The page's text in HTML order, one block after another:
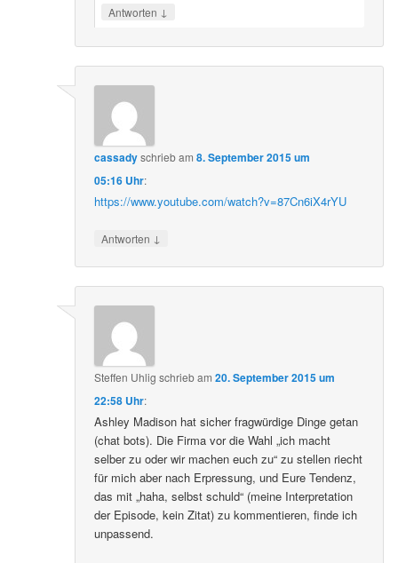
Antworten ↓
cassadyschriebam8. September 2015 um
05:16 Uhr:
https://www.youtube.com/watch?v=87Cn6iX4rYU
Antworten ↓
Steffen Uhlig schriebam20. September 2015 um
22:58 Uhr:
Ashley Madison hat sicher fragwürdige Dinge getan
(chat bots). Die Firma vor die Wahl „ich macht
selber zu oder wir machen euch zu“ zu stellen riecht
für mich aber nach Erpressung, und Eure Tendenz,
das mit „haha, selbst schuld“ (meine Interpretation
der Episode, kein Zitat) zu kommentieren, finde ich
unpassend.